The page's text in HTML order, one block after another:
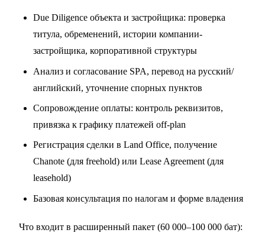
Due Diligence объекта и застройщика: проверка
титула, обременений, истории компании-
застройщика, корпоративной структуры
Анализ и согласование SPA, перевод на русский/
английский, уточнение спорных пунктов
Сопровождение оплаты: контроль реквизитов,
привязка к графику платежей off-plan
Регистрация сделки в Land Office, получение
Chanote (для freehold) или Lease Agreement (для
leasehold)
Базовая консультация по налогам и форме владения
Что входит в расширенный пакет (60 000–100 000 бат):